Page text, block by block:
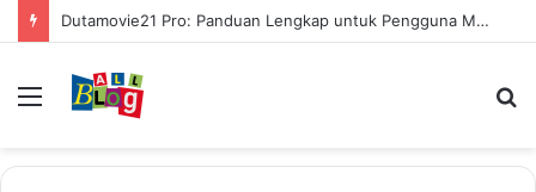
Dutamovie21 Pro: Panduan Lengkap untuk Pengguna Modern
Menu